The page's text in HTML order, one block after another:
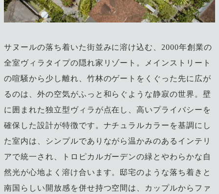
サヌールの落ち着いた街並みに溶け込む、2000年創業の
全室ヴィラタイプの隠れ家リゾート。メインストリート
の喧騒から少し離れ、竹林のゲートをくぐった先に広が
るのは、外の空気がふっと和らぐような静寂の世界。壁
に囲まれた独立型ヴィラが点在し、高いプライバシーを
確保した設計が特徴です。ナチュラルカラーを基調にし
た室内は、シンプルでありながら温かみのあるインテリ
アで統一され、トロピカルガーデンの緑とやわらかな自
然光が心地よく溶け合います。邸宅のような落ち着きと
南国らしい開放感を併せ持つ空間は、カップルからファ